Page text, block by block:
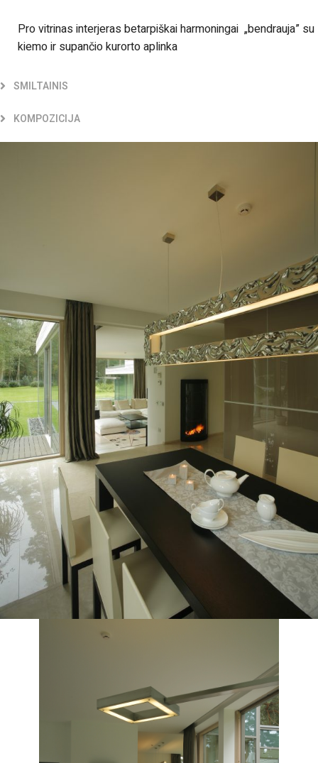
Pro vitrinas interjeras betarpiškai harmoningai „bendrauja” su
kiemo ir supančio kurorto aplinka
SMILTAINIS
KOMPOZICIJA